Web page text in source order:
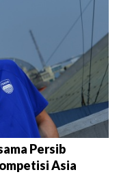
Persib
Asia